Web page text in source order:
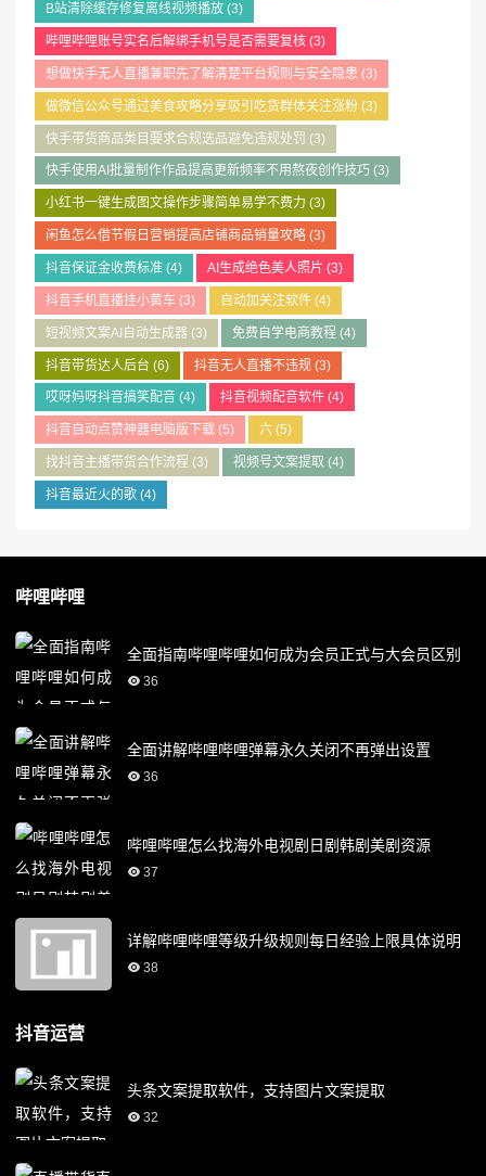
B站清除缓存修复离线视频播放(3)
哔哩哔哩账号实名后解绑手机号是否需要复核(3)
想做快手无人直播兼职先了解清楚平台规则与安全隐患 (3)
做微信公众号通过美食攻略分享吸引吃货群体关注涨粉(3)
快手带货商品类目要求合规选品避免违规处罚 (3)
快手使用AI批量制作作品提高更新频率不用熬夜创作技巧 (3)
小红书一键生成图文操作步骤简单易学不费力 (3)
闲鱼怎么借节假日营销提高店铺商品销量攻略(3)
抖音保证金收费标准(4) AI生成绝色美人照片 (3)
抖音手机直播挂小黄车(3) 自动加关注软件 (4)
短视频文案AI自动生成器(3) 免费自学电商教程 (4)
抖音带货达人后台 (6) 抖音无人直播不违规 (3)
哎呀妈呀抖音搞笑配音(4) 抖音视频配音软件 (4)
抖音自动点赞神器电脑版下载(5) 六 (5)
找抖音主播带货合作流程 (3) 视频号文案提取 (4)
抖音最近火的歌(4)
哔哩哔哩
全面指南哔哩哔哩如何成为会员正式与大会员区别
36
全面讲解哔哩哔哩弹幕永久关闭不再弹出设置
36
哔哩哔哩怎么找海外电视剧日剧韩剧美剧资源
37
详解哔哩哔哩等级升级规则每日经验上限具体说明
38
抖音运营
头条文案提取软件，支持图片文案提取
32